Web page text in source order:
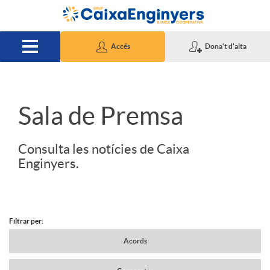
Salta al contingut principal
Accés Dona't d'alta
S
d
Sala de Premsa
Consulta les notícies de Caixa
Enginyers.
N
Filtrar per:
Acords